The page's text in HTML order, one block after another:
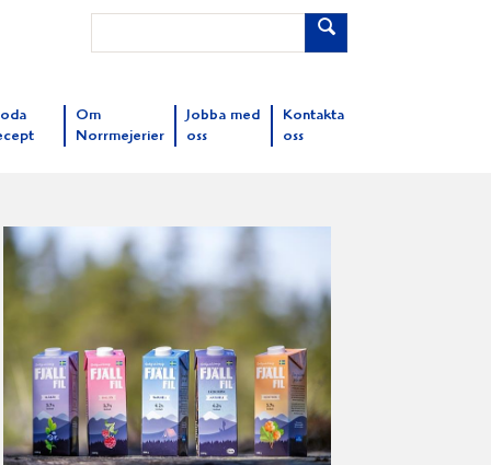
Om
Norrmejerier
Jobba med
oss
Kontakta
oss